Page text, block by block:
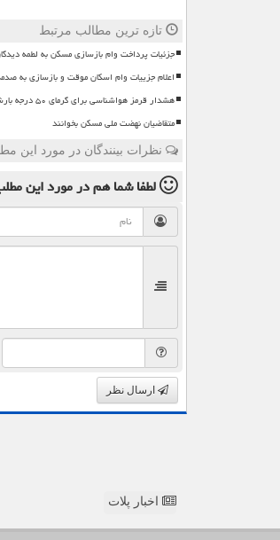
تازه ترین مطالب مرتبط
جزئیات پرداخت وام بازسازی مسکن به لطمه
اعلام جزییات وام اسکان موقت و بازسازی به
هشدار قرمز هواشناسی برای گرمای ۵۰ درجه بارشهای سیل آسا در ۳ استان
متقاضیان نهضت ملی مسکن بخوانند
نظرات بینندگان در مورد این
لطفا شما همدر مورد این
ارسال نظر
اخبار پلات